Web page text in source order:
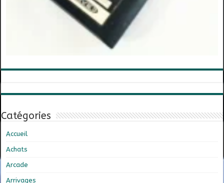
Catégories
Accueil
Achats
Arcade
Arrivages